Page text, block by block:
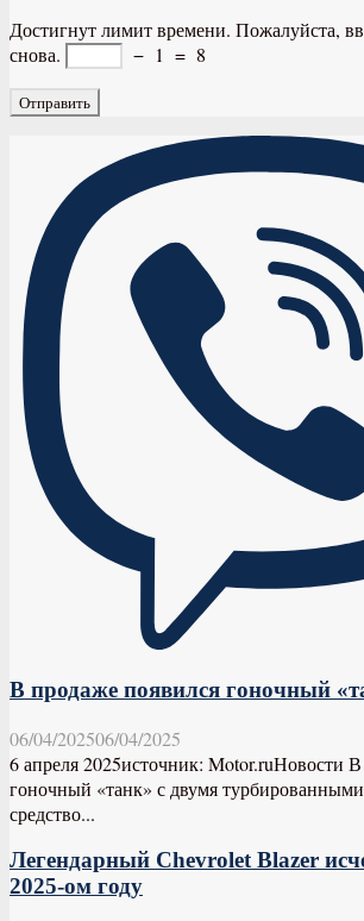
Достигнут лимит времени. Пожалуйста,
снова.
− 1 = 8
В продаже появился гоночный
06/04/202506/04/2025
6 апреля 2025источник: Motor.ruНовости
гоночный «танк» с двумя
средство...
Легендарный Chevrolet Blazer
2025-ом году